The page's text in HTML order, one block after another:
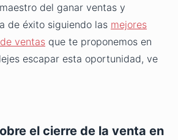
del ganar ventas y
de éxito siguiendo las mejores
ventas que te proponemos en
escapar esta oportunidad, ve
el cierre de la venta en